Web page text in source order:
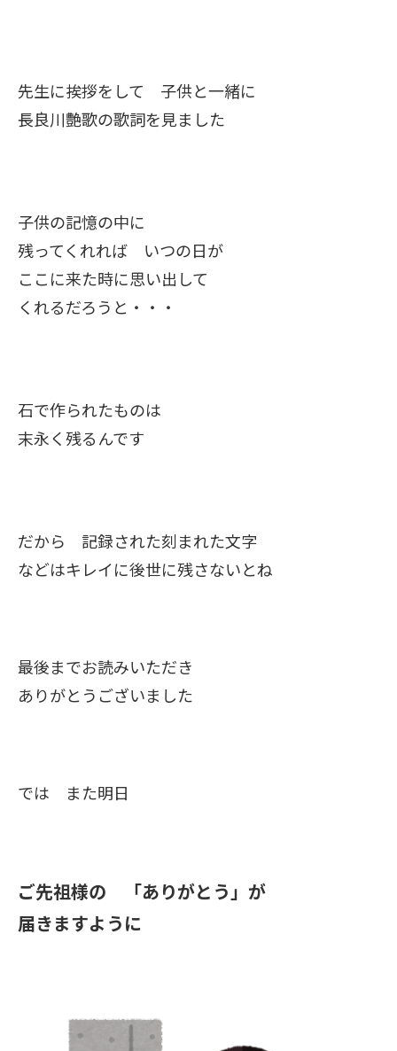
先生に挨拶をして 子供と一緒に
長良川艶歌の歌詞を見ました
子供の記憶の中に
残ってくれれば いつの日が
ここに来た時に思い出して
くれるだろうと・・・
石で作られたものは
末永く残るんです
だから 記録された刻まれた文字
などはキレイに後世に残さないとね
最後までお読みいただき
ありがとうございました
では また明日
ご先祖様の 「ありがとう」が
届きますように